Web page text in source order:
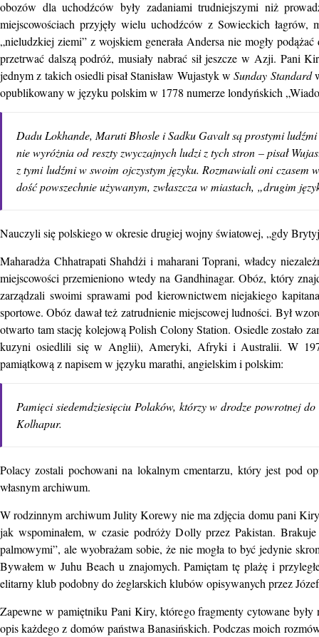
obozów dla uchodźców były zadaniami trudniejszymi niż
miejscowościach przyjęły wielu uchodźców z Sowieckich
„nieludzkiej ziemi” z wojskiem generała Andersa nie mogły
przetrwać dalszą podróż, musiały nabrać sił jeszcze w Azji.
jednym z takich osiedli pisał Stanisław Wujastyk wSunday Standard
opublikowany w języku polskim w 1778 numerze londyńskich
Dadu Lokhande, Maruti Bhosle i Sadku Gavalt są prostymi
nie wyróżnia od reszty zwyczajnych ludzi z tych stron – pisał
z tymi ludźmi w swoim ojczystym języku. Rozmawiali oni czasem
dość powszechnie używanym, zwłaszcza w miastach, „drugim
Nauczyli się polskiego w okresie drugiej wojny światowej, „gdy
Maharadża Chhatrapati Shahdżi i maharani Toprani, władcy
miejscowości przemieniono wtedy na Gandhinagar. Obóz, który
zarządzali swoimi sprawami pod kierownictwem niejakiego
sportowe. Obóz dawał też zatrudnienie miejscowej ludności. Był
otwarto tam stację kolejową Polish Colony Station. Osiedle zostało
kuzyni osiedlili się w Anglii), Ameryki, Afryki i Australii. W
pamiątkową z napisem w języku marathi, angielskim i polskim:
Pamięci siedemdziesięciu Polaków, którzy w drodze powrotnej
Kolhapur.
Polacy zostali pochowani na lokalnym cmentarzu, który jest pod
własnym archiwum.
W rodzinnym archiwum Julity Korewy nie ma zdjęcia domu pani
jak wspominałem, w czasie podróży Dolly przez Pakistan.
palmowymi”, ale wyobrażam sobie, że nie mogła to być jedynie
Bywałem w Juhu Beach u znajomych. Pamiętam tę plażę i
elitarny klub podobny do żeglarskich klubów opisywanych przez
Zapewne w pamiętniku Pani Kiry, którego fragmenty cytowane były
opis każdego z domów państwa Banasińskich. Podczas moich